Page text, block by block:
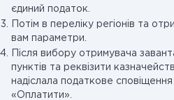
єдиний податок.
Потім в переліку регіонів та
вам параметри.
Після вибору отримувача
пунктів та реквізити
надіслала податкове
«Оплатити».